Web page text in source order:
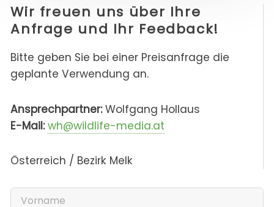
Wir freuen uns über Ihre
Anfrage und Ihr Feedback!
Bitte geben Sie bei einer Preisanfrage die
geplante Verwendung an.
Ansprechpartner:Wolfgang Hollaus
E-Mail: wh@wildlife-media.at
Österreich / Bezirk Melk